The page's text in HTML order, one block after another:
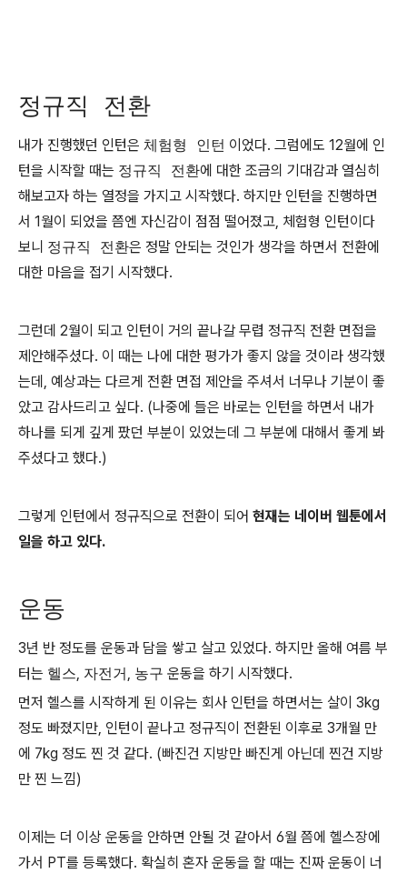
정규직 전환
내가 진행했던 인턴은 체험형 인턴 이었다. 그럼에도 12월에 인
턴을 시작할 때는 정규직 전환에 대한 조금의 기대감과 열심히
해보고자 하는 열정을 가지고 시작했다. 하지만 인턴을 진행하면
서 1월이 되었을 쯤엔 자신감이 점점 떨어졌고, 체험형 인턴이다
보니 정규직 전환은 정말 안되는 것인가 생각을 하면서 전환에
대한 마음을 접기 시작했다.
그런데 2월이 되고 인턴이 거의 끝나갈 무렵 정규직 전환 면접을
제안해주셨다. 이 때는 나에 대한 평가가 좋지 않을 것이라 생각했
는데, 예상과는 다르게 전환 면접 제안을 주셔서 너무나 기분이 좋
았고 감사드리고 싶다. (나중에 들은 바로는 인턴을 하면서 내가
하나를 되게 깊게 팠던 부분이 있었는데 그 부분에 대해서 좋게 봐
주셨다고 했다.)
그렇게 인턴에서 정규직으로 전환이 되어 현재는 네이버 웹툰에서
일을 하고 있다.
운동
3년 반 정도를 운동과 담을 쌓고 살고 있었다. 하지만 올해 여름 부
터는 헬스, 자전거 , 농구 운동을 하기 시작했다.
먼저 헬스를 시작하게 된 이유는 회사 인턴을 하면서는 살이 3kg
정도 빠졌지만, 인턴이 끝나고 정규직이 전환된 이후로 3개월 만
에 7kg 정도 찐 것 같다. (빠진건 지방만 빠진게 아닌데 찐건 지방
만 찐 느낌)
이제는 더 이상 운동을 안하면 안될 것 같아서 6월 쯤에 헬스장에
가서 PT를 등록했다. 확실히 혼자 운동을 할 때는 진짜 운동이 너